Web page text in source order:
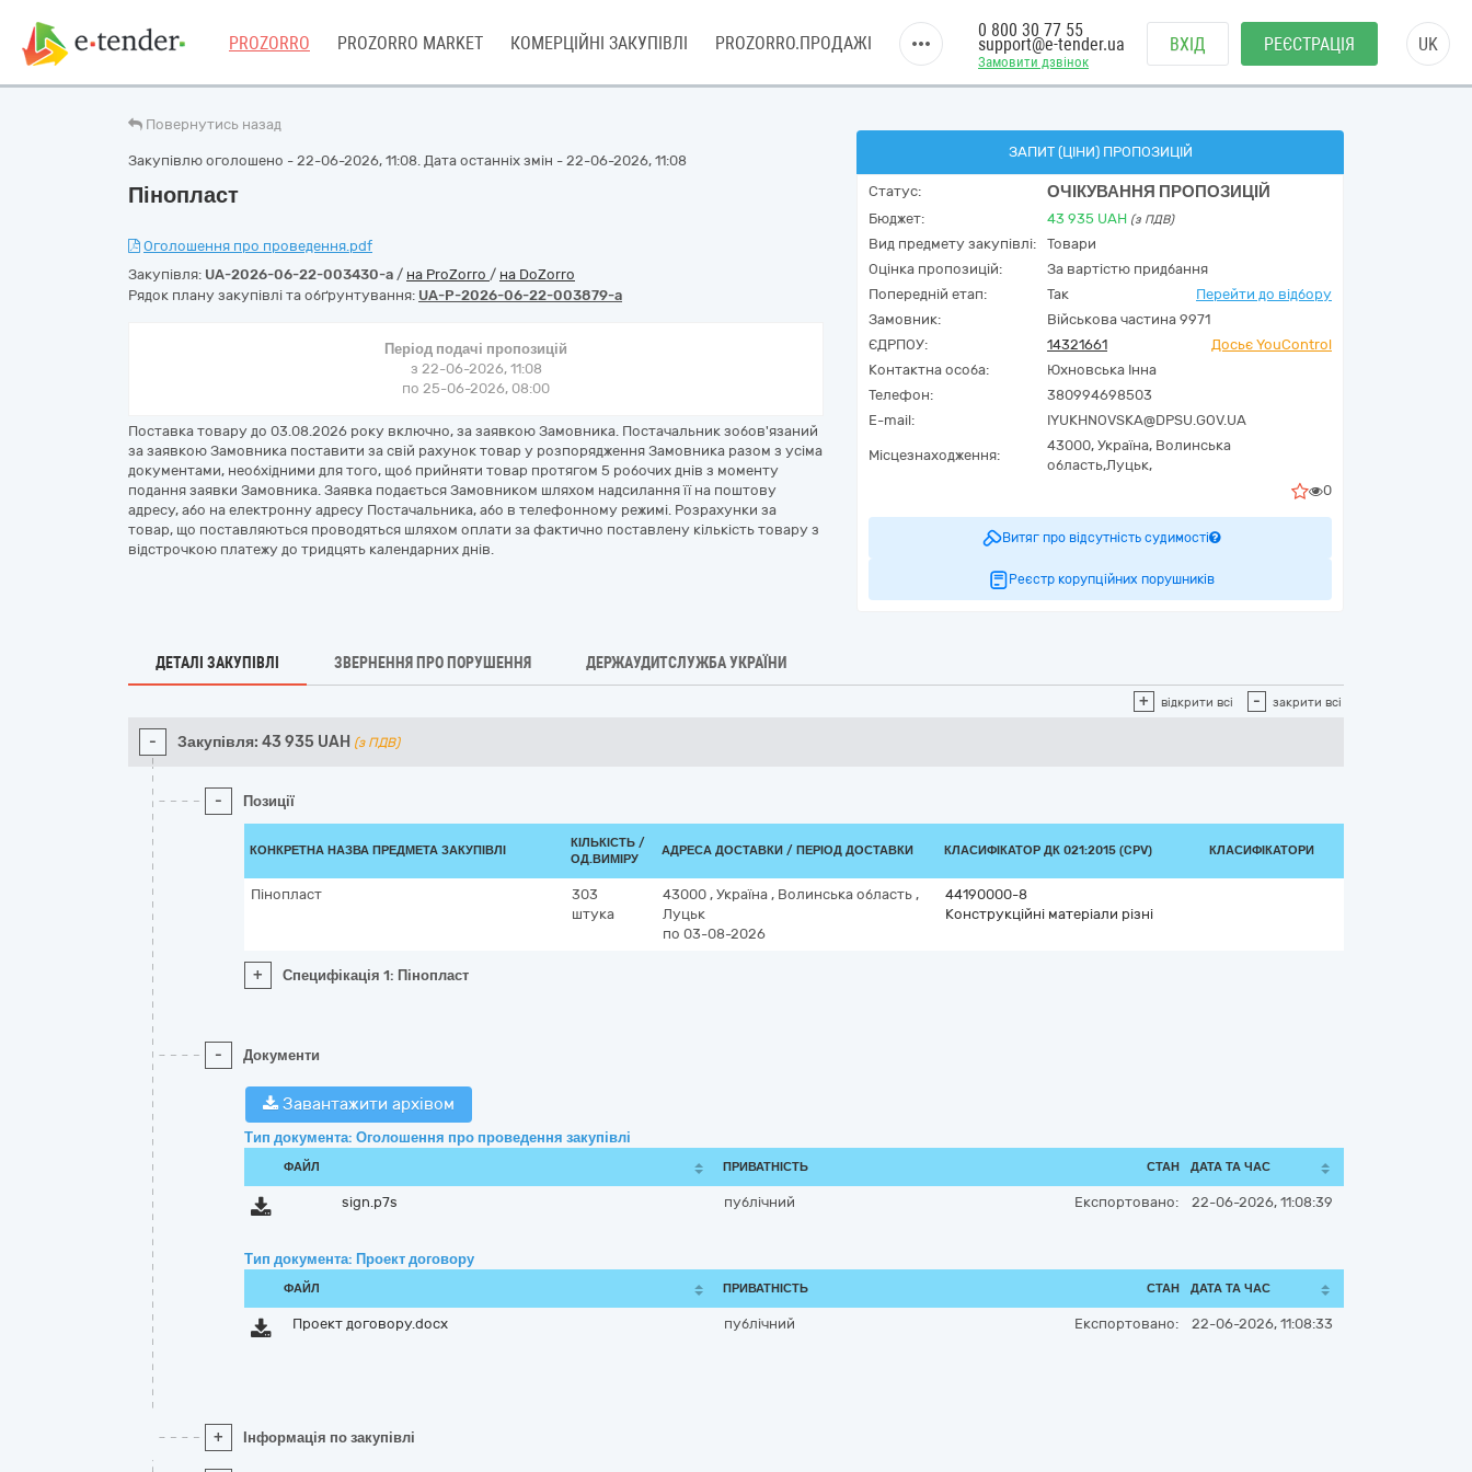
PROZORRO PROZORRO MARKET КОМЕРЦІЙНІ ЗАКУПІВЛІ PROZORRO.ПРОДАЖІ
Замовити дзвінок
0 800 30 77 55
support@e-tender.ua ВХІД РЕЄСТРАЦІЯ UK
Повернутись назад
Закупівлю оголошено - 22-06-2026, 11:08. Дата останніх змін - 22-06-2026, 11:08
Пінопласт
Оголошення про проведення.pdf
Закупівля: UA-2026-06-22-003430-a / на ProZorro / на DoZorro
Рядок плану закупівлі та обґрунтування: UA-P-2026-06-22-003879-a
Період подачі пропозицій
з 22-06-2026, 11:08
по 25-06-2026, 08:00
Поставка товару до 03.08.2026 року включно, за заявкою Замовника. Постачальник зобов'язаний
за заявкою Замовника поставити за свій рахунок товар у розпорядження Замовника разом з усіма
документами, необхідними для того, щоб прийняти товар протягом 5 робочих днів з моменту
подання заявки Замовника. Заявка подається Замовником шляхом надсилання її на поштову
адресу, або на електронну адресу Постачальника, або в телефонному режимі. Розрахунки за
товар, що поставляються проводяться шляхом оплати за фактично поставлену кількість товару з
відстрочкою платежу до тридцять календарних днів.
ЗАПИТ (ЦІНИ) ПРОПОЗИЦІЙ
Статус: ОЧІКУВАННЯ ПРОПОЗИЦІЙ
Бюджет: 43 935 UAH (з ПДВ)
Вид предмету закупівлі:
Товари
Оцінка пропозицій:
За вартістю придбання
Попередній етап:
Так
Перейти до відбору
Замовник:
Військова частина 9971
ЄДРПОУ:
14321661
Досьє YouControl
Контактна особа:
Юхновська Інна
Телефон:
380994698503
E-mail:
IYUKHNOVSKA@DPSU.GOV.UA
Місцезнаходження:
43000, Україна, Волинська
область,Луцьк,
0
Витяг про відсутність судимості
Реєстр корупційних порушників
ДЕТАЛІ ЗАКУПІВЛІ ЗВЕРНЕННЯ ПРО ПОРУШЕННЯ ДЕРЖАУДИТСЛУЖБА УКРАЇНИ
+ відкрити всі - закрити всі
- Закупівля: 43 935 UAH (з ПДВ)
- Позиції
КОНКРЕТНА НАЗВА ПРЕДМЕТА ЗАКУПІВЛІ
КІЛЬКІСТЬ /
ОД.ВИМІРУ
АДРЕСА ДОСТАВКИ / ПЕРІОД ДОСТАВКИ КЛАСИФІКАТОР ДК 021:2015 (CPV) КЛАСИФІКАТОРИ
Пінопласт
303
штука
43000 , Україна , Волинська область ,
Луцьк
по 03-08-2026
44190000-8
Конструкційні матеріали різні
+ Специфікація 1: Пінопласт
- Документи
Завантажити архівом
Тип документа: Оголошення про проведення закупівлі
ФАЙЛ ПРИВАТНІСТЬ СТАН ДАТА ТА ЧАС
sign.p7s публічний Експортовано: 22-06-2026, 11:08:39
Тип документа: Проект договору
ФАЙЛ ПРИВАТНІСТЬ СТАН ДАТА ТА ЧАС
Проект договору.docx публічний Експортовано: 22-06-2026, 11:08:33
+ Інформація по закупівлі